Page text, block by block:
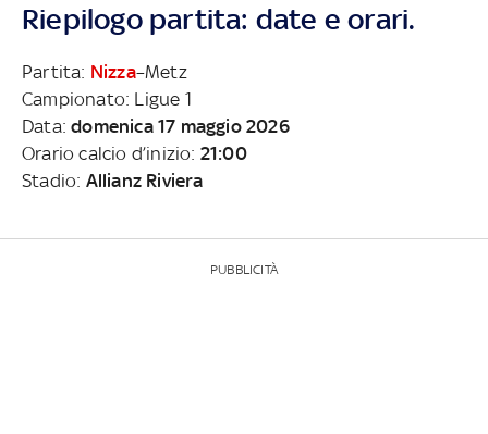
Riepilogo partita: date e orari.
Partita: Nizza–Metz
Campionato: Ligue 1
Data:domenica 17 maggio 2026
Orario calcio d’inizio: 21:00
Stadio: Allianz Riviera
PUBBLICITÀ